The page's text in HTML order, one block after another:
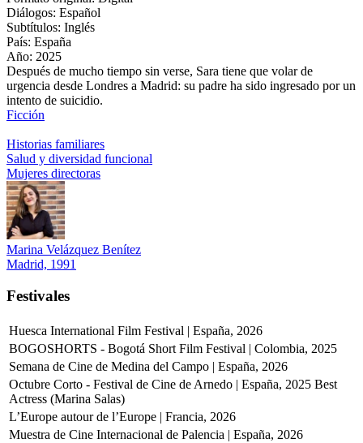
Diálogos: Español
Subtítulos: Inglés
País: España
Año: 2025
Después de mucho tiempo sin verse, Sara tiene que volar de
urgencia desde Londres a Madrid: su padre ha sido ingresado por un
intento de suicidio.
Ficción
Historias familiares
Salud y diversidad funcional
Mujeres directoras
Marina Velázquez Benítez
Madrid, 1991
Festivales
Huesca International Film Festival | España, 2026
BOGOSHORTS - Bogotá Short Film Festival | Colombia, 2025
Semana de Cine de Medina del Campo | España, 2026
Octubre Corto - Festival de Cine de Arnedo | España, 2025 Best
Actress (Marina Salas)
L’Europe autour de l’Europe | Francia, 2026
Muestra de Cine Internacional de Palencia | España, 2026